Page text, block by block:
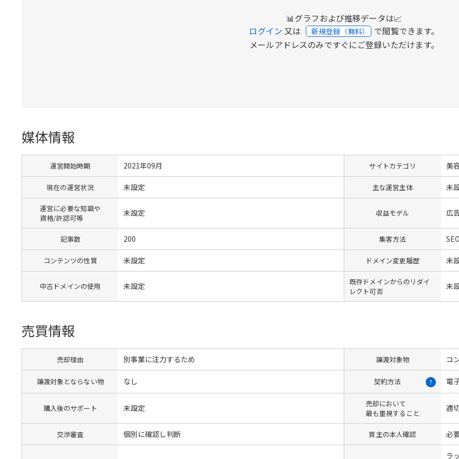
📊グラフおよび推移データは📈
ログイン 又は 新規登録（無料） で閲覧できます。
メールアドレスのみですぐにご登録いただけます。
媒体情報
運営開始時期 2021年09月 サイトカテゴリ 美
現在の運営状況 未設定 主な運営主体 未
運営に必要な知識や
資格/許認可等
未設定 収益モデル 広
記事数 200 集客方法
コンテンツの性質 未設定 ドメイン変更履歴 未
中古ドメインの使用 未設定
既存ドメインからのリダイ
レクト可否
未
売買情報
売却理由 別事業に注力するため 譲渡対象物 コ
譲渡対象とならない物 なし 契約方法 ? 電
購入後のサポート 未設定
売却において
最も重視すること
適
交渉審査 個別に確認し判断 買主の本人確認 必
ラ